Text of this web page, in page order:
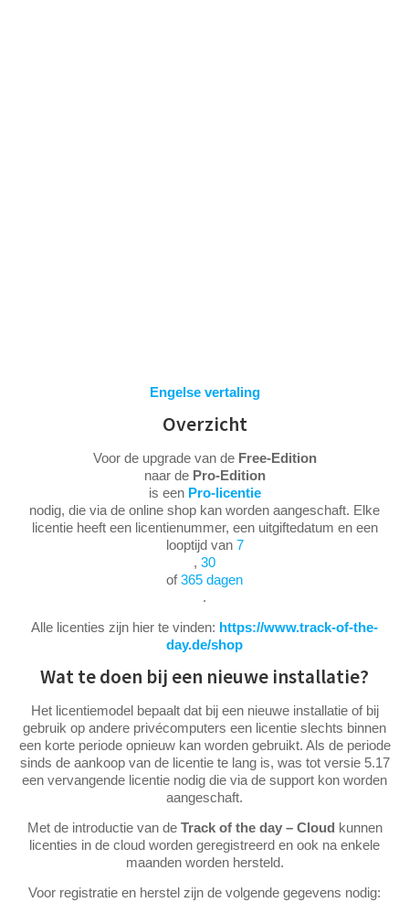
Engelse vertaling
Overzicht
Voor de upgrade van de Free-Edition
naar de Pro-Edition
is een Pro-licentie
nodig, die via de online shop kan worden aangeschaft. Elke
licentie heeft een licentienummer, een uitgiftedatum en een
looptijd van 7
, 30
of365 dagen
.
Alle licenties zijn hier te vinden: https://www.track-of-the-
day.de/shop
Wat te doen bij een nieuwe installatie?
Het licentiemodel bepaalt dat bij een nieuwe installatie of bij
gebruik op andere privécomputers een licentie slechts binnen
een korte periode opnieuw kan worden gebruikt. Als de periode
sinds de aankoop van de licentie te lang is, was tot versie 5.17
een vervangende licentie nodig die via de support kon worden
aangeschaft.
Met de introductie van de Track of the day – Cloud kunnen
licenties in de cloud worden geregistreerd en ook na enkele
maanden worden hersteld.
Voor registratie en herstel zijn de volgende gegevens nodig: